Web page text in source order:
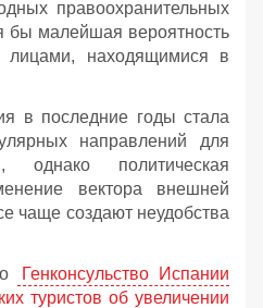
правоохранительных
бы малейшая вероятность
лицами, находящимися в
в последние годы стала
направлений для
однако политическая
вектора внешней
чаще создают неудобства
Генконсульство Испании
туристов об увеличении